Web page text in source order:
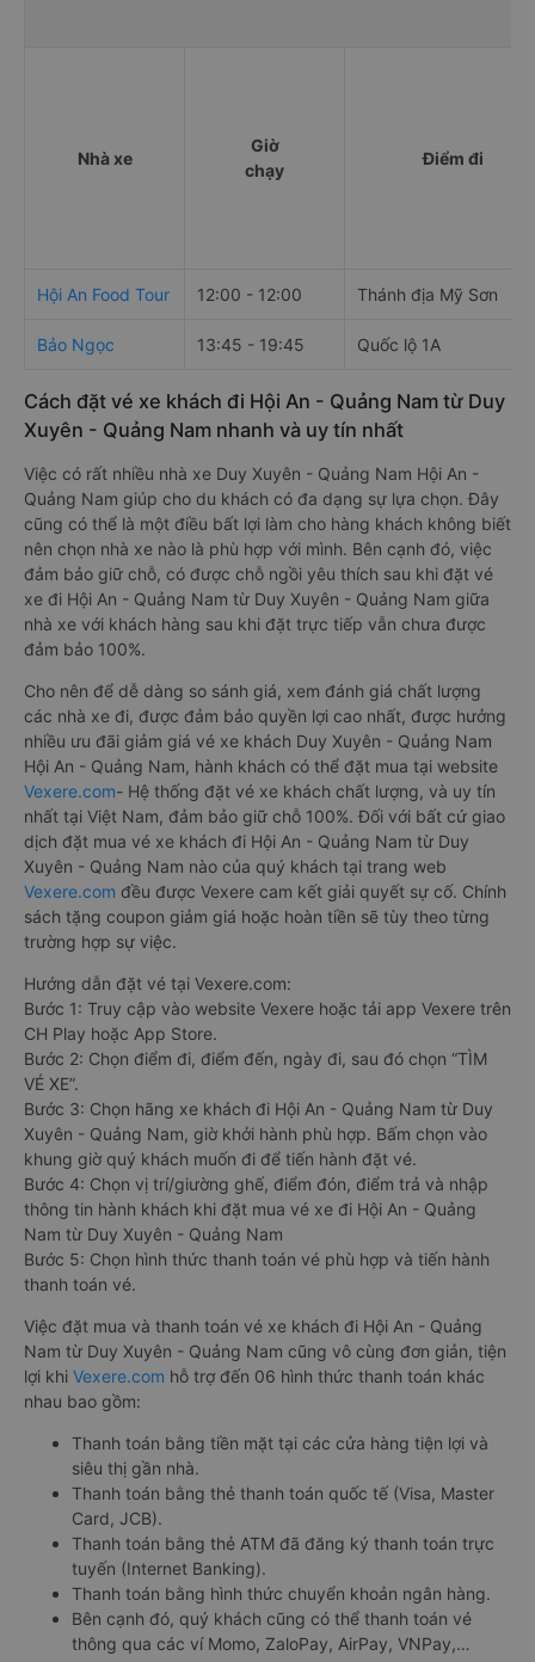
Nhà xe
Giờ
chạy
Điểm đi
Hội An Food Tour 12:00 - 12:00 Thánh địa Mỹ Sơn
Bảo Ngọc 13:45 - 19:45 Quốc lộ 1A
Cách đặt vé xe khách đi Hội An - Quảng Nam từ Duy
Xuyên - Quảng Nam nhanh và uy tín nhất
Việc có rất nhiều nhà xe Duy Xuyên - Quảng Nam Hội An -
Quảng Nam giúp cho du khách có đa dạng sự lựa chọn. Đây
cũng có thể là một điều bất lợi làm cho hàng khách không biết
nên chọn nhà xe nào là phù hợp với mình. Bên cạnh đó, việc
đảm bảo giữ chỗ, có được chỗ ngồi yêu thích sau khi đặt vé
xe đi Hội An - Quảng Nam từ Duy Xuyên - Quảng Nam giữa
nhà xe với khách hàng sau khi đặt trực tiếp vẫn chưa được
đảm bảo 100%.
Cho nên để dễ dàng so sánh giá, xem đánh giá chất lượng
các nhà xe đi, được đảm bảo quyền lợi cao nhất, được hưởng
nhiều ưu đãi giảm giá vé xe khách Duy Xuyên - Quảng Nam
Hội An - Quảng Nam, hành khách có thể đặt mua tại website
Vexere.com- Hệ thống đặt vé xe khách chất lượng, và uy tín
nhất tại Việt Nam, đảm bảo giữ chỗ 100%. Đối với bất cứ giao
dịch đặt mua vé xe khách đi Hội An - Quảng Nam từ Duy
Xuyên - Quảng Nam nào của quý khách tại trang web
Vexere.com đều được Vexere cam kết giải quyết sự cố. Chính
sách tặng coupon giảm giá hoặc hoàn tiền sẽ tùy theo từng
trường hợp sự việc.
Hướng dẫn đặt vé tại Vexere.com:
Bước 1: Truy cập vào website Vexere hoặc tải app Vexere trên
CH Play hoặc App Store.
Bước 2: Chọn điểm đi, điểm đến, ngày đi, sau đó chọn “TÌM
VÉ XE”.
Bước 3: Chọn hãng xe khách đi Hội An - Quảng Nam từ Duy
Xuyên - Quảng Nam, giờ khởi hành phù hợp. Bấm chọn vào
khung giờ quý khách muốn đi để tiến hành đặt vé.
Bước 4: Chọn vị trí/giường ghế, điểm đón, điểm trả và nhập
thông tin hành khách khi đặt mua vé xe đi Hội An - Quảng
Nam từ Duy Xuyên - Quảng Nam
Bước 5: Chọn hình thức thanh toán vé phù hợp và tiến hành
thanh toán vé.
Việc đặt mua và thanh toán vé xe khách đi Hội An - Quảng
Nam từ Duy Xuyên - Quảng Nam cũng vô cùng đơn giản, tiện
lợi khi Vexere.com hỗ trợ đến 06 hình thức thanh toán khác
nhau bao gồm:
Thanh toán bằng tiền mặt tại các cửa hàng tiện lợi và
siêu thị gần nhà.
Thanh toán bằng thẻ thanh toán quốc tế (Visa, Master
Card, JCB).
Thanh toán bằng thẻ ATM đã đăng ký thanh toán trực
tuyến (Internet Banking).
Thanh toán bằng hình thức chuyển khoản ngân hàng.
Bên cạnh đó, quý khách cũng có thể thanh toán vé
thông qua các ví Momo, ZaloPay, AirPay, VNPay,…